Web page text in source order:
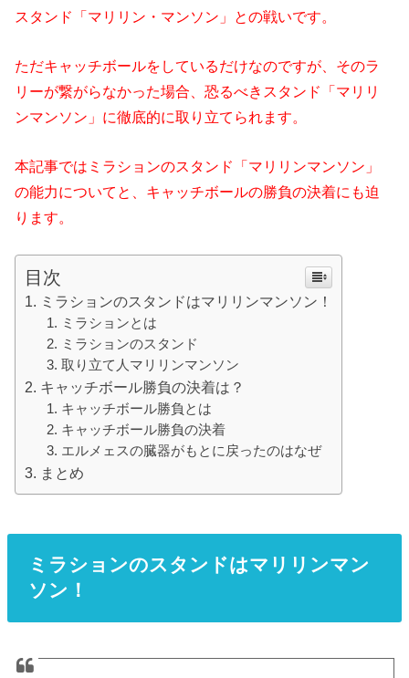
スタンド「マリリン・マンソン」との戦いです。
ただキャッチボールをしているだけなのですが、そのラ
リーが繋がらなかった場合、恐るべきスタンド「マリリ
ンマンソン」に徹底的に取り立てられます。
本記事ではミラションのスタンド「マリリンマンソン」
の能力についてと、キャッチボールの勝負の決着にも迫
ります。
目次
ミラションのスタンドはマリリンマンソン！
ミラションとは
ミラションのスタンド
取り立て人マリリンマンソン
キャッチボール勝負の決着は？
キャッチボール勝負とは
キャッチボール勝負の決着
エルメェスの臓器がもとに戻ったのはなぜ
まとめ
ミラションのスタンドはマリリンマン
ソン！